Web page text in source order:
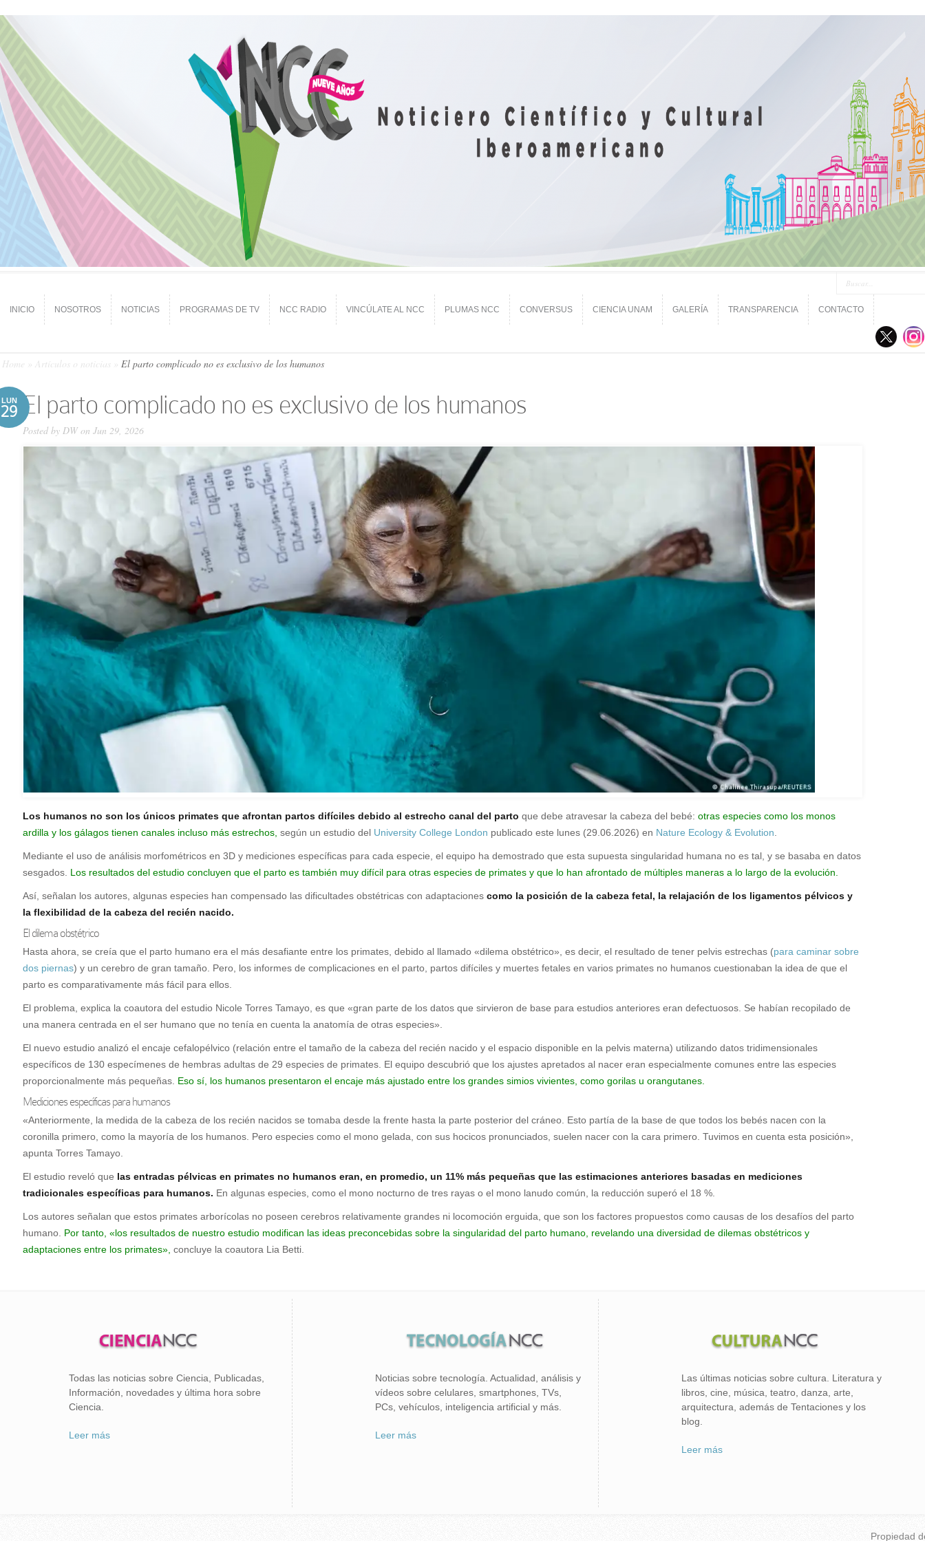
INICIO NOSOTROS NOTICIAS PROGRAMAS DE TV NCC RADIO VINCÚLATE AL NCC PLUMAS NCC CONVERSUS CIENCIA UNAM GALERÍA TRANSPARENCIA CONTACTO
Home Artículos o noticias El parto complicado no es exclusivo de los humanos
LUN
29 El parto complicado no es exclusivo de los humanos
Posted by DW on Jun 29, 2026
Los humanos no son los únicos primates que afrontan partos difíciles debido al estrecho canal del parto que debe atravesar la cabeza del bebé: otras especies como los monos
ardilla y los gálagos tienen canales incluso más estrechos, según un estudio del University College London publicado este lunes (29.06.2026) en Nature Ecology & Evolution
Mediante el uso de análisis morfométricos en 3D y mediciones específicas para cada especie, el equipo ha demostrado que esta supuesta singularidad humana no es tal, y se basaba en datos
sesgados. Los resultados del estudio concluyen que el parto es también muy difícil para otras especies de primates y que lo han afrontado de múltiples maneras a lo largo de la evolución.
Así, señalan los autores, algunas especies han compensado las dificultades obstétricas con adaptaciones como la posición de la cabeza fetal, la relajación de los ligamentos pélvicos y
la flexibilidad de la cabeza del recién nacido.
El dilema obstétrico
Hasta ahora, se creía que el parto humano era el más desafiante entre los primates, debido al llamado «dilema obstétrico», es decir, el resultado de tener pelvis estrechas (para caminar sobre
dos piernas) y un cerebro de gran tamaño. Pero, los informes de complicaciones en el parto, partos difíciles y muertes fetales en varios primates no humanos cuestionaban la idea de que el
parto es comparativamente más fácil para ellos.
El problema, explica la coautora del estudio Nicole Torres Tamayo, es que «gran parte de los datos que sirvieron de base para estudios anteriores eran defectuosos. Se habían recopilado de
una manera centrada en el ser humano que no tenía en cuenta la anatomía de otras especies».
El nuevo estudio analizó el encaje cefalopélvico (relación entre el tamaño de la cabeza del recién nacido y el espacio disponible en la pelvis materna) utilizando datos tridimensionales
específicos de 130 especímenes de hembras adultas de 29 especies de primates. El equipo descubrió que los ajustes apretados al nacer eran especialmente comunes entre las especies
proporcionalmente más pequeñas. Eso sí, los humanos presentaron el encaje más ajustado entre los grandes simios vivientes, como gorilas u orangutanes.
Mediciones específicas para humanos
«Anteriormente, la medida de la cabeza de los recién nacidos se tomaba desde la frente hasta la parte posterior del cráneo. Esto partía de la base de que todos los bebés nacen con la
coronilla primero, como la mayoría de los humanos. Pero especies como el mono gelada, con sus hocicos pronunciados, suelen nacer con la cara primero. Tuvimos en cuenta esta posición»,
apunta Torres Tamayo.
El estudio reveló que las entradas pélvicas en primates no humanos eran, en promedio, un 11% más pequeñas que las estimaciones anteriores basadas en mediciones
tradicionales específicas para humanos. En algunas especies, como el mono nocturno de tres rayas o el mono lanudo común, la reducción superó el 18 %.
Los autores señalan que estos primates arborícolas no poseen cerebros relativamente grandes ni locomoción erguida, que son los factores propuestos como causas de los desafíos del parto
humano. Por tanto, «los resultados de nuestro estudio modifican las ideas preconcebidas sobre la singularidad del parto humano, revelando una diversidad de dilemas obstétricos y
adaptaciones entre los primates», concluye la coautora Lia Betti.
Todas las noticias sobre Ciencia, Publicadas,
Información, novedades y última hora sobre
Ciencia.
Leer más
Noticias sobre tecnología. Actualidad, análisis y
vídeos sobre celulares, smartphones, TVs,
PCs, vehículos, inteligencia artificial y más.
Leer más
Las últimas noticias sobre cultura. Literatura y
libros, cine, música, teatro, danza, arte,
arquitectura, además de Tentaciones y los
blog.
Leer más
Propiedad